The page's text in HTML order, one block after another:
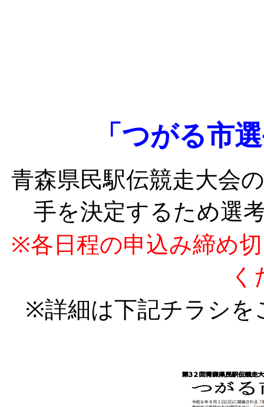
「つがる市
青森県民駅伝競走大会
手を決定するため選
※各日程の申込み締め
く
※詳細は下記チラシを